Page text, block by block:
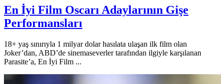
En İyi Film Oscarı Adaylarının Gişe
Performansları
18+ yaş sınırıyla 1 milyar dolar hasılata ulaşan ilk film olan
Joker’dan, ABD’de sinemaseverler tarafından ilgiyle karşılanan
Parasite’a, En İyi Film ...